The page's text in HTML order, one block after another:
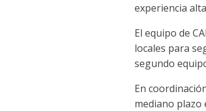
experiencia
El equipo de
locales para
segundo
En
mediano plazo